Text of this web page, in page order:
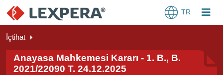
TR
İçtihat
Anayasa Mahkemesi Kararı - 1. B., B.
2021/22090 T. 24.12.2025